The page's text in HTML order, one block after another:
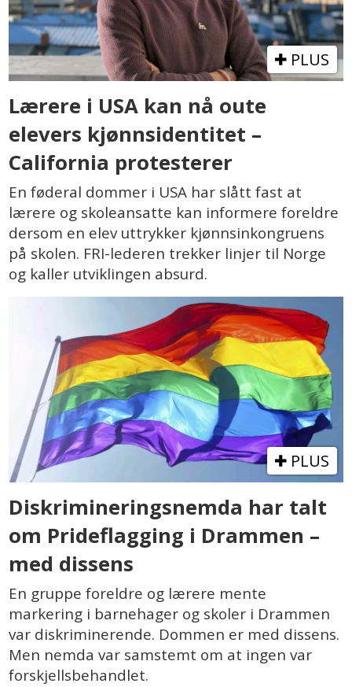
PLUS
Lærere i USA kan nå oute
elevers kjønnsidentitet –
California protesterer
En føderal dommer i USA har slått fast at
lærere og skoleansatte kan informere foreldre
dersom en elev uttrykker kjønnsinkongruens
på skolen. FRI-lederen trekker linjer til Norge
og kaller utviklingen absurd.
PLUS
Diskrimineringsnemda har talt
om Prideflagging i Drammen –
med dissens
En gruppe foreldre og lærere mente
markering i barnehager og skoler i Drammen
var diskriminerende. Dommen er med dissens.
Men nemda var samstemt om at ingen var
forskjellsbehandlet.